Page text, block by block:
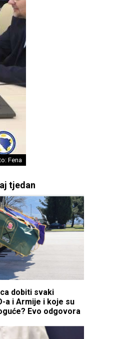
Fena
tjedan
dobiti svaki
a i Armije i koje su
Evo odgovora